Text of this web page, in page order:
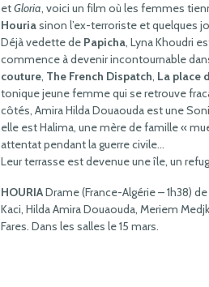
etGloria, voici un film où les femmes
Houriasinon l’ex-terroriste et quelques
Déjà vedette de Papicha, Lyna Khoudri
commence à devenir incontournable
couture, The French Dispatch, La place
tonique jeune femme qui se retrouve
côtés, Amira Hilda Douaouda est une
elle est Halima, une mère de famille «
attentat pendant la guerre civile…
Leur terrasse est devenue une île, un
HOURIADrame (France-Algérie – 1h38)
Kaci, Hilda Amira Douaouda, Meriem
Fares. Dans les salles le 15 mars.